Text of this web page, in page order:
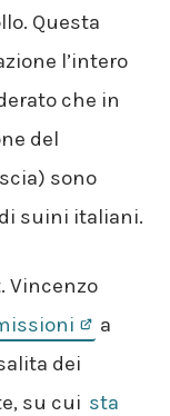
Questa
l’intero
che in
del
sono
suini italiani.
Vincenzo
a
dei
su cui sta